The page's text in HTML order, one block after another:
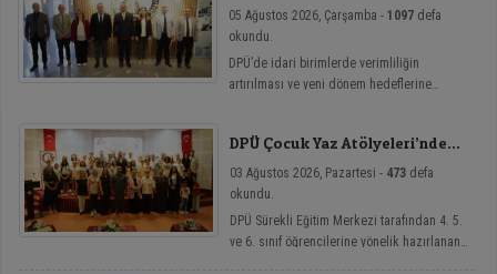
önemli söyleşiye imza attı.
05 Ağustos 2026, Çarşamba - 1097 defa
okundu.
DPÜ’de idari birimlerde verimliliğin
artırılması ve yeni dönem hedeflerine
DPÜ Çocuk Yaz Atölyeleri’nde
03 Ağustos 2026, Pazartesi - 473 defa
okundu.
DPÜ Sürekli Eğitim Merkezi tarafından 4. 5.
ve 6. sınıf öğrencilerine yönelik hazırlanan